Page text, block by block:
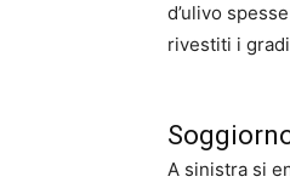
d’ulivo
rivestiti i
A sinistra si